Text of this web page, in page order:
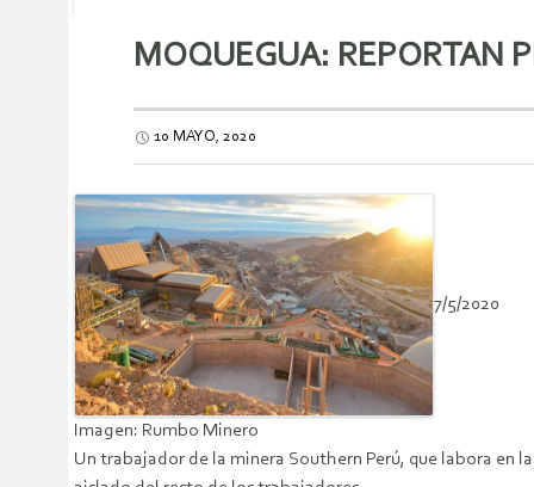
MOQUEGUA: REPORTAN
10 MAYO, 2020
7/5/2020
Imagen: Rumbo Minero
Un trabajador de la minera Southern Perú, que labora en